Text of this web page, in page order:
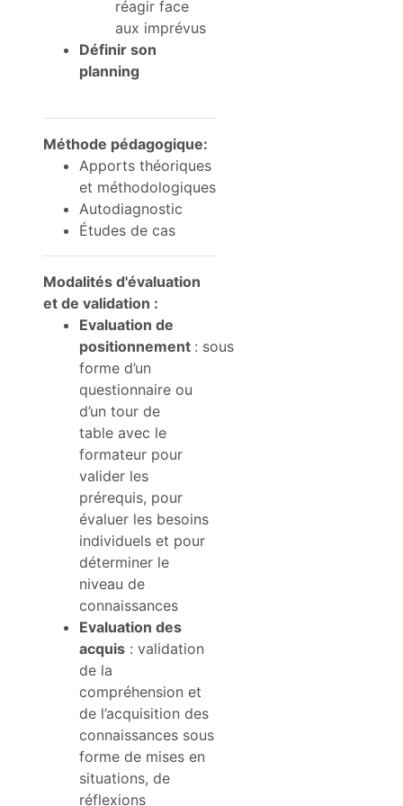
réagir face
aux imprévus
Définir son
planning
Méthode pédagogique:
Apports théoriques
et méthodologiques
Autodiagnostic
Études de cas
Modalités d'évaluation
et de validation :
Evaluation de
positionnement : sous
forme d’un
questionnaire ou
d’un tour de
table avec le
formateur pour
valider les
prérequis, pour
évaluer les besoins
individuels et pour
déterminer le
niveau de
connaissances
Evaluation des
acquis : validation
de la
compréhension et
de l’acquisition des
connaissances sous
forme de mises en
situations, de
réflexions